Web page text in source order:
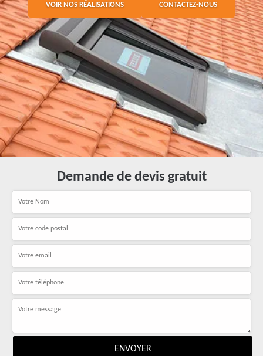
VOIR NOS RÉALISATIONS CONTACTEZ-NOUS
Demande de devis gratuit